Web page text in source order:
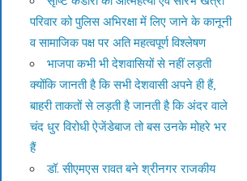
परिवार को पुलिस अभिरक्षा में लिए जाने के कानूनी
व सामाजिक पक्ष पर अति महत्वपूर्ण विश्लेषण
भाजपा कभी भी देशवासियों से नहीं लड़ती
क्योंकि जानती है कि सभी देशवासी अपने ही हैं,
बाहरी ताकतों से लड़ती है जानती है कि अंदर वाले
चंद धुर विरोधी ऐजेंडेबाज तो बस उनके मोहरे भर
हैं
डॉ. सीएमएस रावत बने श्रीनगर राजकीय